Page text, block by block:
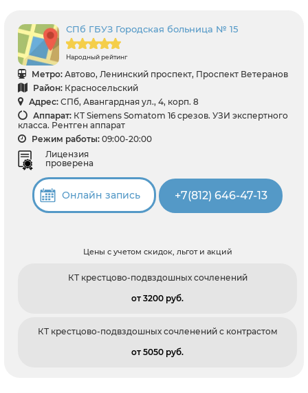
СПб ГБУЗ Городская больница № 15
Народный рейтинг
Метро: Автово, Ленинский проспект, Проспект Ветеранов
Район: Красносельский
Адрес: СПб, Авангардная ул., 4, корп. 8
Аппарат: КТ Siemens Somatom 16 срезов. УЗИ экспертного
класса. Рентген аппарат
Режим работы: 09:00-20:00
Лицензия
проверена
Онлайн запись +7(812) 646-47-13
Цены с учетом скидок, льгот и акций
КТ крестцово-подвздошных сочленений
от 3200 pуб.
КТ крестцово-подвздошных сочленений с контрастом
от 5050 pуб.